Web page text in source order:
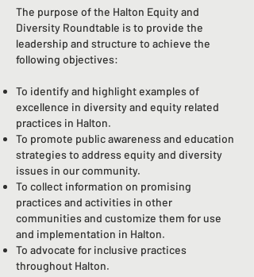
The purpose of the Halton Equity and
Diversity Roundtable is to provide the
leadership and structure to achieve the
following objectives:
To identify and highlight examples of
excellence in diversity and equity related
practices in Halton.
To promote public awareness and education
strategies to address equity and diversity
issues in our community.
To collect information on promising
practices and activities in other
communities and customize them for use
and implementation in Halton.
To advocate for inclusive practices
throughout Halton.